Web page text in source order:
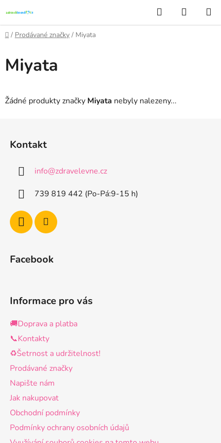
na
obsah
Hledat
KOŠÍK
Domů
/ Prodávané značky / Miyata
Miyata
Žádné produkty značky Miyata nebyly nalezeny...
Kontakt
info@zdravelevne.cz
739 819 442 (Po-Pá:9-15 h)
Facebook
Informace pro vás
🚚Doprava a platba
📞Kontakty
♻️Šetrnost a udržitelnost!
Prodávané značky
Napište nám
Jak nakupovat
Obchodní podmínky
Podmínky ochrany osobních údajů